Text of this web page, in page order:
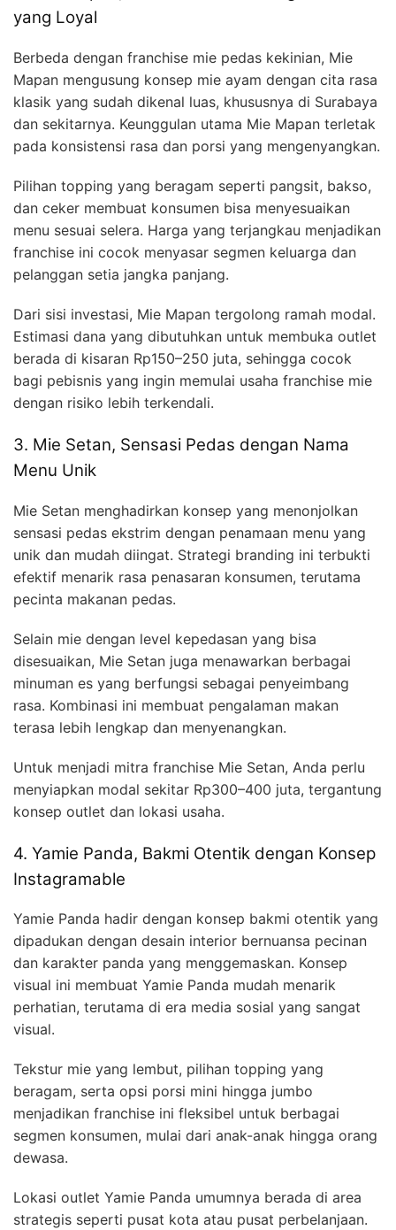
yang Loyal
Berbeda dengan franchise mie pedas kekinian, Mie
Mapan mengusung konsep mie ayam dengan cita rasa
klasik yang sudah dikenal luas, khususnya di Surabaya
dan sekitarnya. Keunggulan utama Mie Mapan terletak
pada konsistensi rasa dan porsi yang mengenyangkan.
Pilihan topping yang beragam seperti pangsit, bakso,
dan ceker membuat konsumen bisa menyesuaikan
menu sesuai selera. Harga yang terjangkau menjadikan
franchise ini cocok menyasar segmen keluarga dan
pelanggan setia jangka panjang.
Dari sisi investasi, Mie Mapan tergolong ramah modal.
Estimasi dana yang dibutuhkan untuk membuka outlet
berada di kisaran Rp150–250 juta, sehingga cocok
bagi pebisnis yang ingin memulai usaha franchise mie
dengan risiko lebih terkendali.
3. Mie Setan, Sensasi Pedas dengan Nama
Menu Unik
Mie Setan menghadirkan konsep yang menonjolkan
sensasi pedas ekstrim dengan penamaan menu yang
unik dan mudah diingat. Strategi branding ini terbukti
efektif menarik rasa penasaran konsumen, terutama
pecinta makanan pedas.
Selain mie dengan level kepedasan yang bisa
disesuaikan, Mie Setan juga menawarkan berbagai
minuman es yang berfungsi sebagai penyeimbang
rasa. Kombinasi ini membuat pengalaman makan
terasa lebih lengkap dan menyenangkan.
Untuk menjadi mitra franchise Mie Setan, Anda perlu
menyiapkan modal sekitar Rp300–400 juta, tergantung
konsep outlet dan lokasi usaha.
4. Yamie Panda, Bakmi Otentik dengan Konsep
Instagramable
Yamie Panda hadir dengan konsep bakmi otentik yang
dipadukan dengan desain interior bernuansa pecinan
dan karakter panda yang menggemaskan. Konsep
visual ini membuat Yamie Panda mudah menarik
perhatian, terutama di era media sosial yang sangat
visual.
Tekstur mie yang lembut, pilihan topping yang
beragam, serta opsi porsi mini hingga jumbo
menjadikan franchise ini fleksibel untuk berbagai
segmen konsumen, mulai dari anak-anak hingga orang
dewasa.
Lokasi outlet Yamie Panda umumnya berada di area
strategis seperti pusat kota atau pusat perbelanjaan.